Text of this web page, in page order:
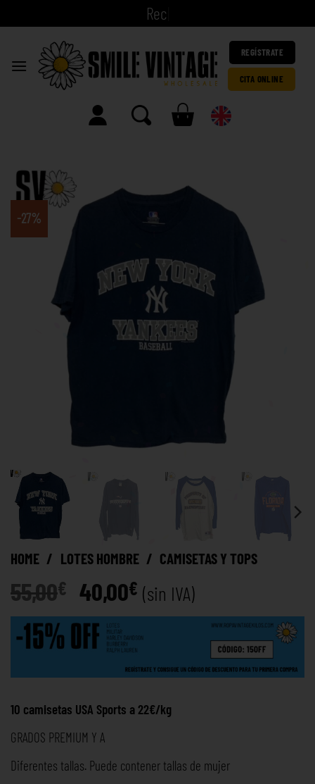
|
REGÍSTRATE
CITA ONLINE
-27%
HOME / LOTES HOMBRE / CAMISETAS Y TOPS
55,00€ 40,00€ (sin IVA)
10 camisetas USA Sports a 22€/kg
GRADOS PREMIUM Y A
Diferentes tallas. Puede contener tallas de mujer